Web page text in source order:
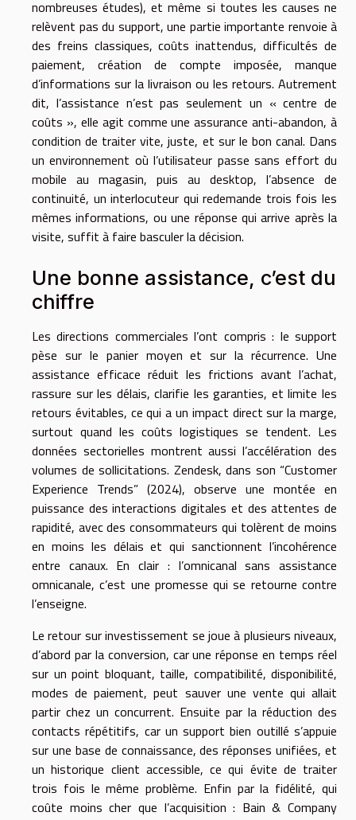
nombreuses études), et même si toutes les causes ne
relèvent pas du support, une partie importante renvoie à
des freins classiques, coûts inattendus, difficultés de
paiement, création de compte imposée, manque
d’informations sur la livraison ou les retours. Autrement
dit, l’assistance n’est pas seulement un « centre de
coûts », elle agit comme une assurance anti-abandon, à
condition de traiter vite, juste, et sur le bon canal. Dans
un environnement où l’utilisateur passe sans effort du
mobile au magasin, puis au desktop, l’absence de
continuité, un interlocuteur qui redemande trois fois les
mêmes informations, ou une réponse qui arrive après la
visite, suffit à faire basculer la décision.
Une bonne assistance, c’est du
chiffre
Les directions commerciales l’ont compris : le support
pèse sur le panier moyen et sur la récurrence. Une
assistance efficace réduit les frictions avant l’achat,
rassure sur les délais, clarifie les garanties, et limite les
retours évitables, ce qui a un impact direct sur la marge,
surtout quand les coûts logistiques se tendent. Les
données sectorielles montrent aussi l’accélération des
volumes de sollicitations. Zendesk, dans son “Customer
Experience Trends” (2024), observe une montée en
puissance des interactions digitales et des attentes de
rapidité, avec des consommateurs qui tolèrent de moins
en moins les délais et qui sanctionnent l’incohérence
entre canaux. En clair : l’omnicanal sans assistance
omnicanale, c’est une promesse qui se retourne contre
l’enseigne.
Le retour sur investissement se joue à plusieurs niveaux,
d’abord par la conversion, car une réponse en temps réel
sur un point bloquant, taille, compatibilité, disponibilité,
modes de paiement, peut sauver une vente qui allait
partir chez un concurrent. Ensuite par la réduction des
contacts répétitifs, car un support bien outillé s’appuie
sur une base de connaissance, des réponses unifiées, et
un historique client accessible, ce qui évite de traiter
trois fois le même problème. Enfin par la fidélité, qui
coûte moins cher que l’acquisition : Bain & Company